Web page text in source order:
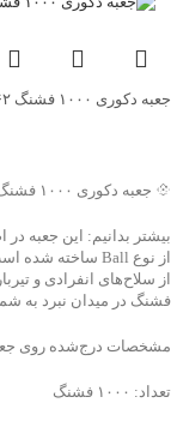
جعبه دکوری ۱۰۰۰ فشنگ ۷.۶۲×۵۲ Ball
💠 جعبه دکوری ۱۰۰۰ فشنگ ۷.۶۲×۵۲ Ball
از سلاح‌های انفرادی و
فشنگ در میدان نبرد به
مشخصات درج‌شده روی
تعداد: ۱۰۰۰ فشنگ